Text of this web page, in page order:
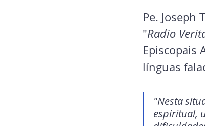
Pe.
"Radio
Episcopais
línguas
"Nesta
espiritual,